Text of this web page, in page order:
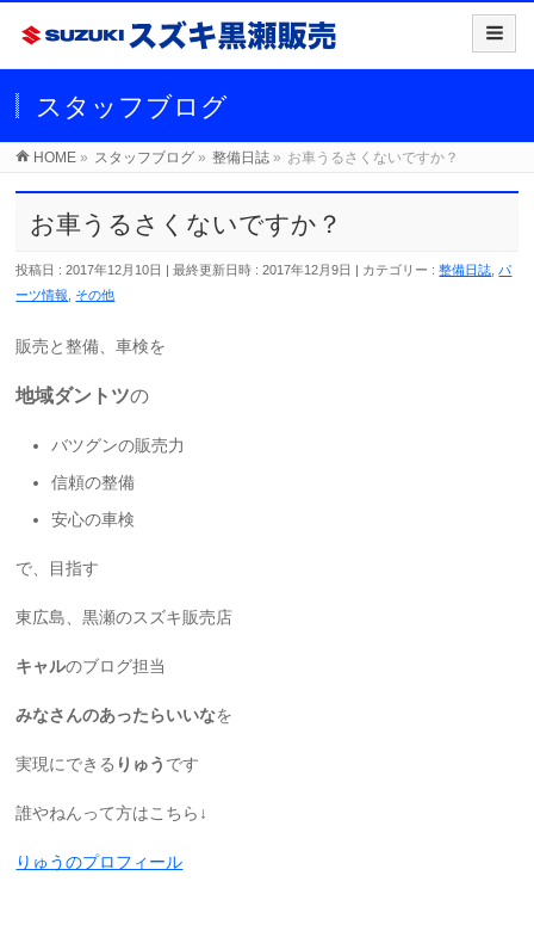
スタッフブログ
HOME » スタッフブログ » 整備日誌 » お車うるさくないですか？
お車うるさくないですか？
投稿日 : 2017年12月10日 最終更新日時 : 2017年12月9日 カテゴリー :整備日誌 パ
ーツ情報
その他
販売と整備、車検を
地域ダントツの
バツグンの販売力
信頼の整備
安心の車検
で、目指す
東広島、黒瀬のスズキ販売店
キャルのブログ担当
みなさんのあったらいいなを
実現にできる りゅう です
誰やねんって方はこちら↓
りゅうのプロフィール